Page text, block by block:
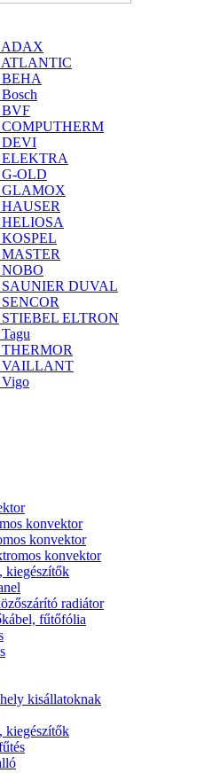
konvektor
konvektor
konvektor
kiegészítők
radiátor
fűtőfólia
kisállatoknak
kiegészítők